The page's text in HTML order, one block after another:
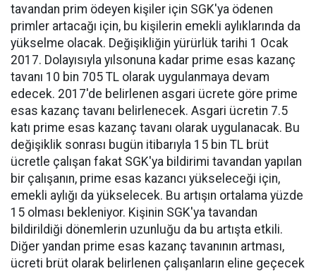
tavandan prim ödeyen kişiler için SGK'ya ödenen
primler artacağı için, bu kişilerin emekli aylıklarında da
yükselme olacak. Değişikliğin yürürlük tarihi 1 Ocak
2017. Dolayısıyla yılsonuna kadar prime esas kazanç
tavanı 10 bin 705 TL olarak uygulanmaya devam
edecek. 2017'de belirlenen asgari ücrete göre prime
esas kazanç tavanı belirlenecek. Asgari ücretin 7.5
katı prime esas kazanç tavanı olarak uygulanacak. Bu
değişiklik sonrası bugün itibarıyla 15 bin TL brüt
ücretle çalışan fakat SGK'ya bildirimi tavandan yapılan
bir çalışanın, prime esas kazancı yükseleceği için,
emekli aylığı da yükselecek. Bu artışın ortalama yüzde
15 olması bekleniyor. Kişinin SGK'ya tavandan
bildirildiği dönemlerin uzunluğu da bu artışta etkili.
Diğer yandan prime esas kazanç tavanının artması,
ücreti brüt olarak belirlenen çalışanların eline geçecek